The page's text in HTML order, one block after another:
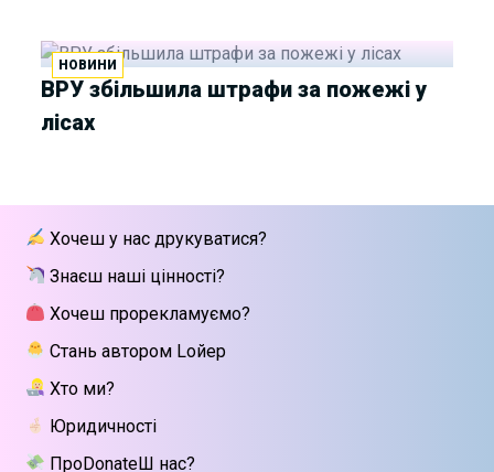
НОВИНИ
ВРУ збільшила штрафи за пожежі у
лісах
Хочеш у нас друкуватися?
Знаєш наші цінності?
Хочеш прорекламуємо?
Стань автором Lойер
Хто ми?
Юридичності
ПроDonateШ нас?